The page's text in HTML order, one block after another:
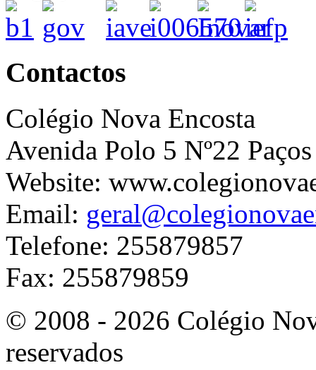
Contactos
Colégio Nova Encosta
Avenida Polo 5 Nº22
Website:
Email:
Telefone: 255879857
Fax: 255879859
© 2008 - 2026 Colégio
reservados